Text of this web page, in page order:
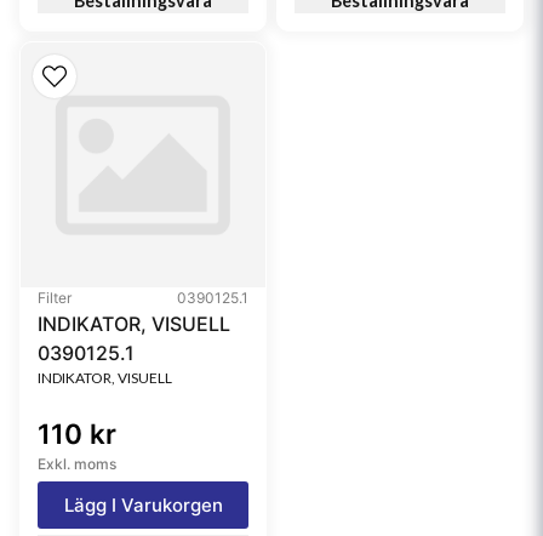
Filter 0390125.1
INDIKATOR, VISUELL
0390125.1
INDIKATOR, VISUELL
110 kr
Exkl. moms
Lägg I Varukorgen